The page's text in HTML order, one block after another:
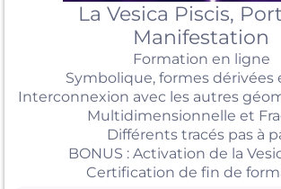
La Vesica Piscis,
Manifestation
Formation en ligne
Symbolique, formes dérivées
Interconnexion avec les autres
Multidimensionnelle et
Différents tracés pas à
BONUS : Activation de la
Certification de fin de